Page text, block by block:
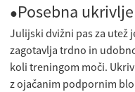
●Posebna
Julijski dvižni pas za utež
zagotavlja trdno in
koli treningom moči.
z ojačanim podpornim